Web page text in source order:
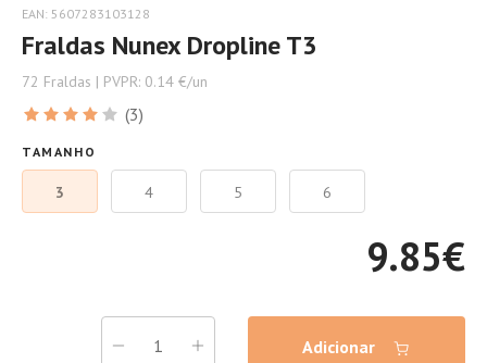
EAN: 5607283103128
Fraldas Nunex Dropline T3
72 Fraldas | PVPR: 0.14 €/un
(3)
TAMANHO
3 4 5 6
9.85€
Adicionar